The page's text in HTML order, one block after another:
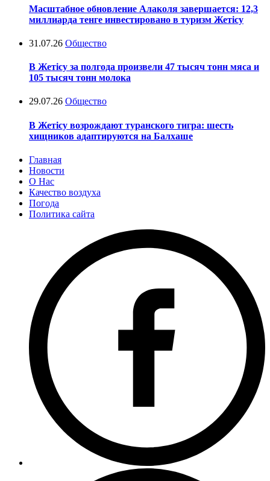
Масштабное обновление Алаколя завершается: 12,3
миллиарда тенге инвестировано в туризм Жетісу
31.07.26 Общество
В Жетісу за полгода произвели 47 тысяч тонн мяса и
105 тысяч тонн молока
29.07.26 Общество
В Жетісу возрождают туранского тигра: шесть
хищников адаптируются на Балхаше
Главная
Новости
О Нас
Качество воздуха
Погода
Политика сайта